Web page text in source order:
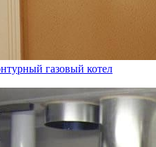
газовый котел